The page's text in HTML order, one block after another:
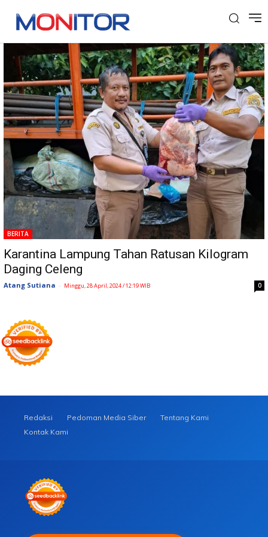
Tag: Karantina Lampung
BERITA
Karantina Lampung Tahan Ratusan Kilogram
Daging Celeng
Atang Sutiana - Minggu, 28 April, 2024 / 12:19 WIB 0
Redaksi Pedoman Media Siber
Tentang Kami
Kontak Kami